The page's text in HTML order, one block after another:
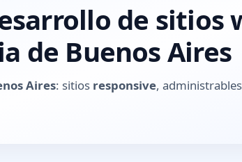
de sitios
de Buenos Aires
Aires: sitios responsive,